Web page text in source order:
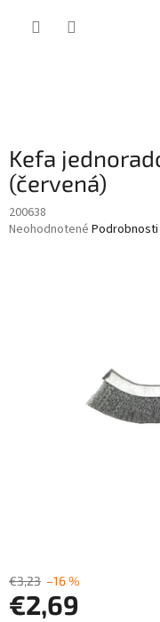
Kefa
(červená)
200638
Priemerné
Neohodnotené
€3,23 –16 %
€2,69